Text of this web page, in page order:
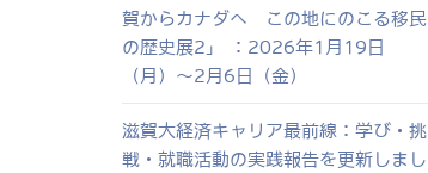
賀からカナダへ この地にのこる移民
の歴史展2」 ：2026年1月19日
（月）～2月6日（金）
滋賀大経済キャリア最前線：学び・挑
戦・就職活動の実践報告を更新しまし